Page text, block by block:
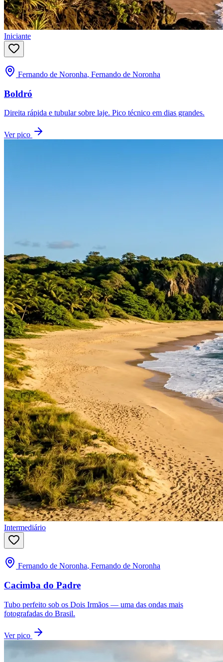
Iniciante
Fernando de Noronha, Fernando de Noronha
Boldró
Direita rápida e tubular sobre laje. Pico técnico em dias grandes.
Ver pico
Intermediário
Fernando de Noronha, Fernando de Noronha
Cacimba do Padre
Tubo perfeito sob os Dois Irmãos — uma das ondas mais
fotografadas do Brasil.
Ver pico